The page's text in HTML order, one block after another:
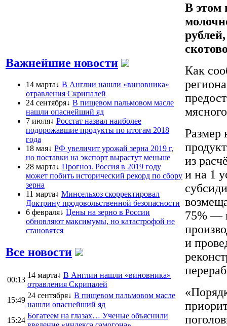
Важнейшие новости
14 марта↓ В Англии нашли «виновника»
отравления Скрипалей
24 сентября↓ В пищевом пальмовом масле
нашли опаснейший яд
7 июля↓ Росстат назвал наиболее
подорожавшие продукты по итогам 2018
года
18 мая↓ РФ увеличит урожай зерна 2019 г,
но поставки на экспорт вырастут меньше
28 марта↓ Прогноз. Россия в 2019 году
может побить исторический рекорд по сбору
зерна
11 марта↓ Минсельхоз скорректировал
Доктрину продовольственной безопасности
6 февраля↓ Цены на зерно в России
обновляют максимумы, но катастрофой не
становятся
Все новости
00:13
14 марта↓ В Англии нашли «виновника»
отравления Скрипалей
15:49
24 сентября↓ В пищевом пальмовом масле
нашли опаснейший яд
15:24
Богатеем на глазах… Ученые объяснили
В этом
Как
Размер
из
и на 1
75% —
и